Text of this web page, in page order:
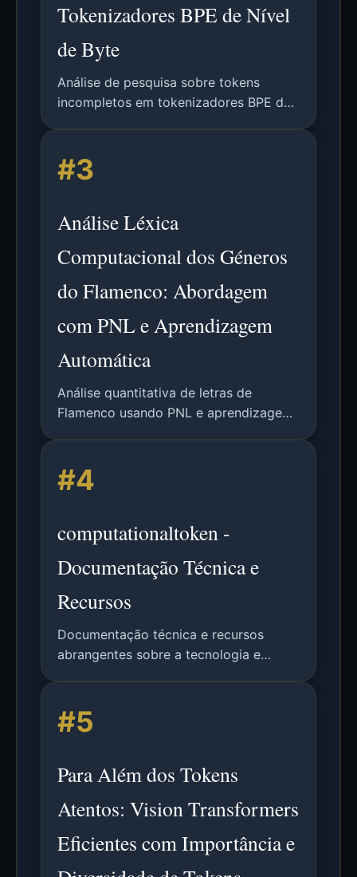
Tokenizadores BPE de Nível
de Byte
Análise de pesquisa sobre tokens
incompletos em tokenizadores BPE de
comportamentos alucinatórios em
LLMs.
#3
Análise Léxica
Computacional dos Géneros
do Flamenco: Abordagem
com PNL e Aprendizagem
Automática
Análise quantitativa de letras de
Flamenco usando PNL e aprendizagem
explorar ligações históricas através de
padrões lexicais.
#4
computationaltoken -
Documentação Técnica e
Recursos
Documentação técnica e recursos
abrangentes sobre a tecnologia e
#5
Para Além dos Tokens
Atentos: Vision Transformers
Eficientes com Importância e